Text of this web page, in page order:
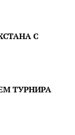
С
ТУРНИРА